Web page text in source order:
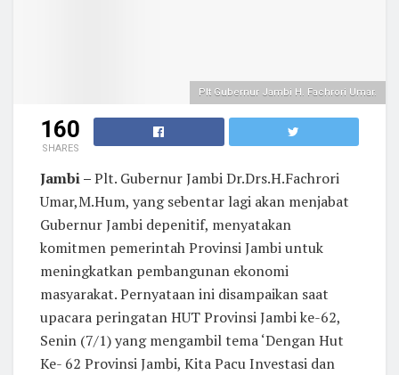
Plt Gubernur Jambi H. Fachrori Umar.
160
SHARES
Jambi –Plt. Gubernur Jambi Dr.Drs.H.Fachrori
Umar,M.Hum, yang sebentar lagi akan menjabat
Gubernur Jambi depenitif, menyatakan
komitmen pemerintah Provinsi Jambi untuk
meningkatkan pembangunan ekonomi
masyarakat. Pernyataan ini disampaikan saat
upacara peringatan HUT Provinsi Jambi ke-62,
Senin (7/1) yang mengambil tema ‘Dengan Hut
Ke- 62 Provinsi Jambi, Kita Pacu Investasi dan